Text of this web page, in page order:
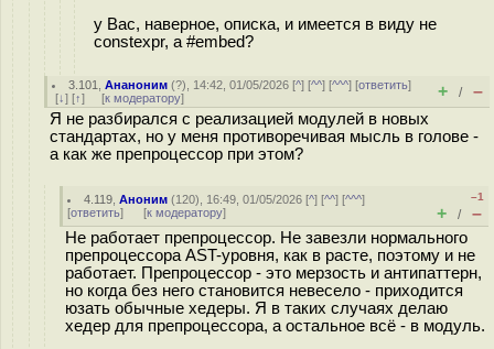
у Вас, наверное, описка, и имеется в виду не
constexpr, а #embed?
3.101 ,Ананоним (?), 14:42, 01/05/2026 [^] [^^] [^^^] [ответить]
[↓] [↑] [к модератору] + / –
Я не разбирался с реализацией модулей в новых
стандартах, но у меня противоречивая мысль в голове -
а как же препроцессор при этом?
4.119 ,Аноним (120), 16:49, 01/05/2026 [^] [^^] [^^^]
[ответить] [к модератору]
–1
+ / –
Не работает препроцессор. Не завезли нормального
препроцессора AST-уровня, как в расте, поэтому и не
работает. Препроцессор - это мерзость и антипаттерн,
но когда без него становится невесело - приходится
юзать обычные хедеры. Я в таких случаях делаю
хедер для препроцессора, а остальное всё - в модуль.